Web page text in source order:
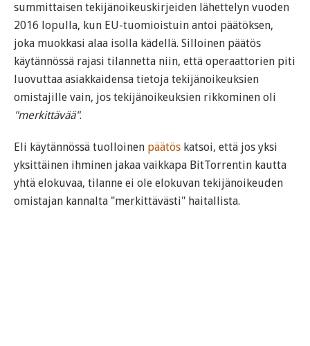
summittaisen tekijänoikeuskirjeiden lähettelyn vuoden
2016 lopulla, kun EU-tuomioistuin antoi päätöksen,
joka muokkasi alaa isolla kädellä. Silloinen päätös
käytännössä rajasi tilannetta niin, että operaattorien piti
luovuttaa asiakkaidensa tietoja tekijänoikeuksien
omistajille vain, jos tekijänoikeuksien rikkominen oli
"merkittävää".
Eli käytännössä tuolloinen päätös katsoi, että jos yksi
yksittäinen ihminen jakaa vaikkapa BitTorrentin kautta
yhtä elokuvaa, tilanne ei ole elokuvan tekijänoikeuden
omistajan kannalta "merkittävästi" haitallista.